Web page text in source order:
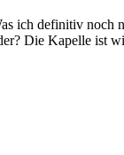
ich definitiv noch
Die Kapelle ist